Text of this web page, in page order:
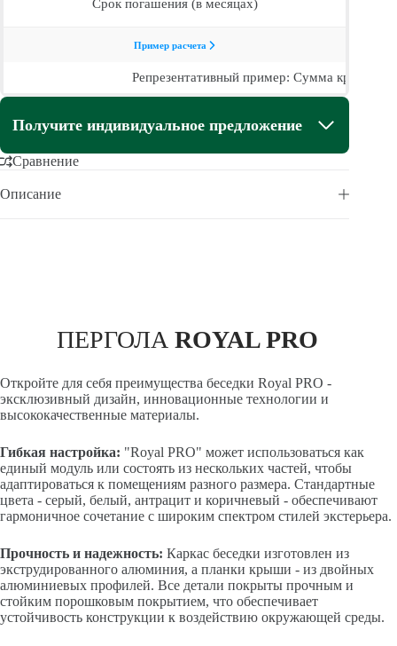
Получите индивидуальное предложение
Сравнение
Описание
ПЕРГОЛА ROYAL PRO
Откройте для себя преимущества беседки Royal PRO -
эксклюзивный дизайн, инновационные технологии и
высококачественные материалы.
Гибкая настройка: "Royal PRO" может использоваться как
единый модуль или состоять из нескольких частей, чтобы
адаптироваться к помещениям разного размера. Стандартные
цвета - серый, белый, антрацит и коричневый - обеспечивают
гармоничное сочетание с широким спектром стилей экстерьера.
Прочность и надежность: Каркас беседки изготовлен из
экструдированного алюминия, а планки крыши - из двойных
алюминиевых профилей. Все детали покрыты прочным и
стойким порошковым покрытием, что обеспечивает
устойчивость конструкции к воздействию окружающей среды.